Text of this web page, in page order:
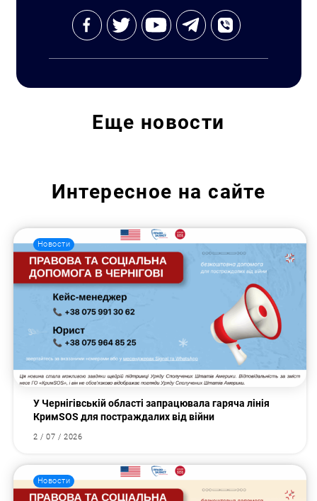
Еще новости
Интересное на сайте
Новости
У Чернігівській області запрацювала гаряча лінія
КримSOS для постраждалих від війни
2 / 07 / 2026
Новости